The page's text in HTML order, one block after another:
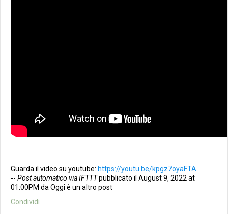
Guarda il video su youtube: https://youtu.be/kpgz7oyaFTA
-- Post automatico via IFTTTpubblicato il August 9, 2022 at
01:00PM da Oggi è un altro post
Condividi